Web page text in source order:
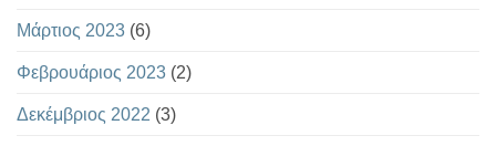
Μάρτιος 2023 (6)
Φεβρουάριος 2023 (2)
Δεκέμβριος 2022 (3)